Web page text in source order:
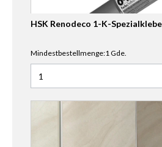
HSK Renodeco 1-K-
Mindestbestellmenge:1 Gde.
Anzahl für HSK Renodeco 1-